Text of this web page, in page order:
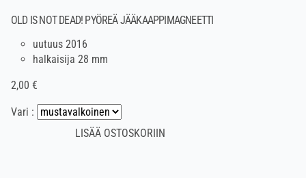
OLD IS NOT DEAD! PYÖREÄ JÄÄKAAPPIMAGNEETTI
uutuus 2016
halkaisija 28 mm
2,00 €
Vari :